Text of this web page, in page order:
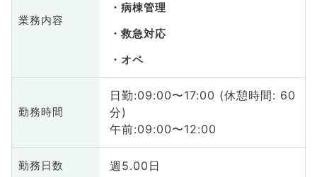
業務内容
病棟管理
救急対応
オペ
勤務時間
日勤:09:00〜17:00 (休憩時間: 60
分)
午前:09:00〜12:00
勤務日数 週5.00日